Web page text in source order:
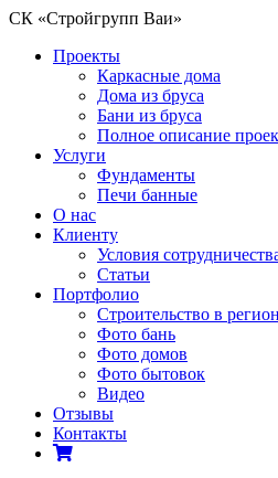
СК «Стройгрупп Ваи»
Проекты
Каркасные дома
Дома из бруса
Бани из бруса
Полное описание
Услуги
Фундаменты
Печи банные
О нас
Клиенту
Условия
Статьи
Портфолио
Строительство в
Фото бань
Фото домов
Фото бытовок
Видео
Отзывы
Контакты